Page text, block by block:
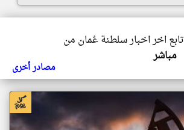
تابع اخر اخبار سلطنة عُمان من
مباشر
مصادر أخرى